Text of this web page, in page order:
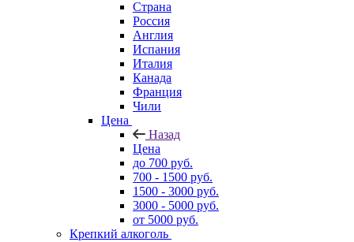
Страна
Россия
Англия
Испания
Италия
Канада
Франция
Чили
Цена
Назад
Цена
до 700 руб.
700 - 1500 руб.
1500 - 3000 руб.
3000 - 5000 руб.
от 5000 руб.
Крепкий алкоголь